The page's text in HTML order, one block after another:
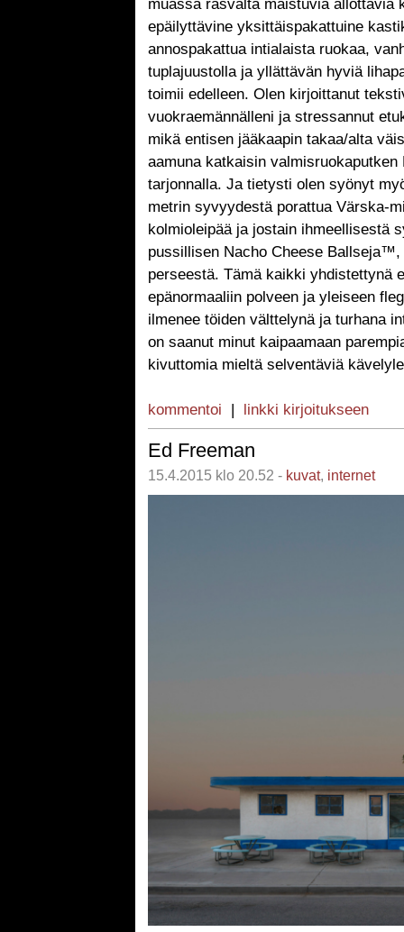
muassa rasvalta maistuvia ällöttäviä
epäilyttävine yksittäispakattuine
annospakattua intialaista ruokaa,
tuplajuustolla ja yllättävän hyviä
toimii edelleen. Olen kirjoittanut
vuokraemännälleni ja stressannut
mikä entisen jääkaapin takaa/alta
aamuna katkaisin
tarjonnalla. Ja tietysti olen syönyt
metrin syvyydestä porattua Värska-
kolmioleipää ja jostain ihmeellisestä
pussillisen Nacho Cheese
perseestä. Tämä kaikki yhdistettynä
epänormaaliin polveen ja yleiseen
ilmenee töiden välttelynä ja turhana
on saanut minut kaipaamaan
kivuttomia mieltä selventäviä
kommentoi | linkki kirjoitukseen
Ed Freeman
15.4.2015 klo 20.52 - kuvat, internet